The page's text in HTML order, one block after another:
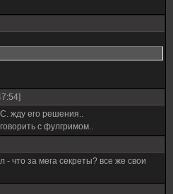
жду его решения..
с фулгримом..
что за мега секреты? все же свои